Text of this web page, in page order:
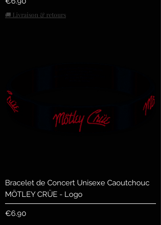
🚚 Livraison & retours
Bracelet de Concert Unisexe Caoutchouc
MÖTLEY CRÜE - Logo
Price
€6.90